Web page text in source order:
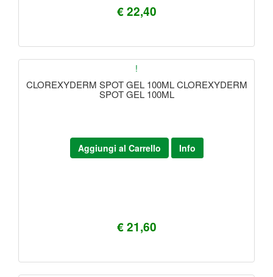
€ 22,40
!
CLOREXYDERM SPOT GEL 100ML CLOREXYDERM
SPOT GEL 100ML
€ 21,60
Aggiungi al Carrello Info